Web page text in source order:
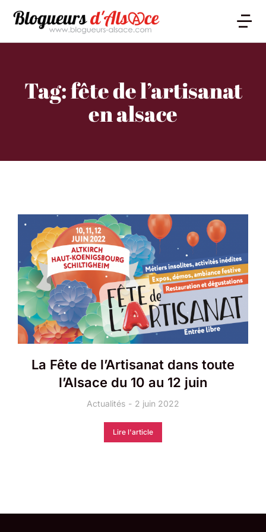
Tag: fête de l’artisanat
en alsace
La Fête de l’Artisanat dans toute
l’Alsace du 10 au 12 juin
Actualités 2 juin 2022
Lire l'article